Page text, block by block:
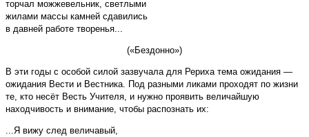
торчал можжевельник, светлыми
жилами массы камней сдавились
в давней работе творенья...
(«Бездонно»)
В эти годы с особой силой зазвучала для Рериха тема ожидания —
ожидания Вести и Вестника. Под разными ликами проходят по жизни
те, кто несёт Весть Учителя, и нужно проявить величайшую
находчивость и внимание, чтобы распознать их:
...Я вижу след величавый,